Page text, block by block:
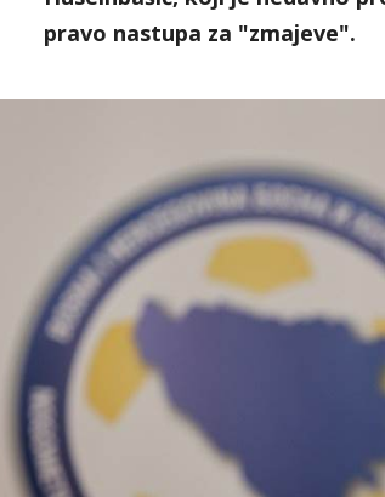
pravo nastupa za "zmajeve".